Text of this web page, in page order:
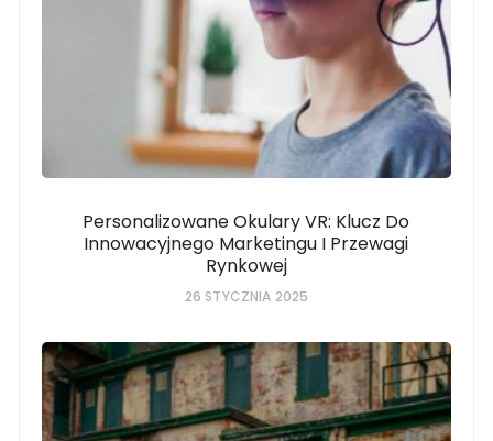
Personalizowane Okulary VR: Klucz Do
Innowacyjnego Marketingu I Przewagi
Rynkowej
26 STYCZNIA 2025